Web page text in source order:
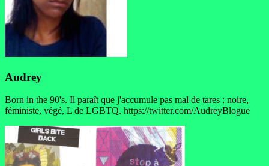
Audrey
Born in the 90's. Il paraît que j'accumule pas mal de tares : noire,
féministe, végé, L de LGBTQ. https://twitter.com/AudreyBlogue